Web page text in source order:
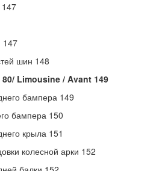
147
147
шин 148
Limousine / Avant 149
бампера 149
бампера 150
крыла 151
колесной арки 152